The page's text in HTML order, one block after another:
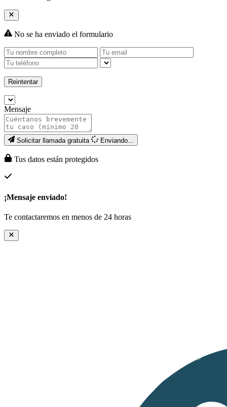
No se ha enviado el formulario
Reintentar
Mensaje
Solicitar llamada gratuita Enviando...
Tus datos están protegidos
¡Mensaje enviado!
Te contactaremos en menos de 24 horas